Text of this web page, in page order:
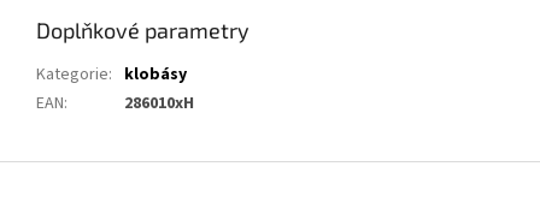
Doplňkové parametry
Kategorie: klobásy
EAN: 286010xH